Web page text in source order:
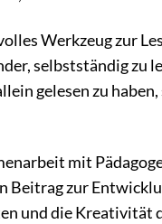
Werkzeug zur
selbstständig zu
gelesen zu
mit
Beitrag zur
und die Kreativität